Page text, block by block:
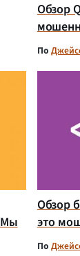
Обзор
По
Мы
Обзор
это
По